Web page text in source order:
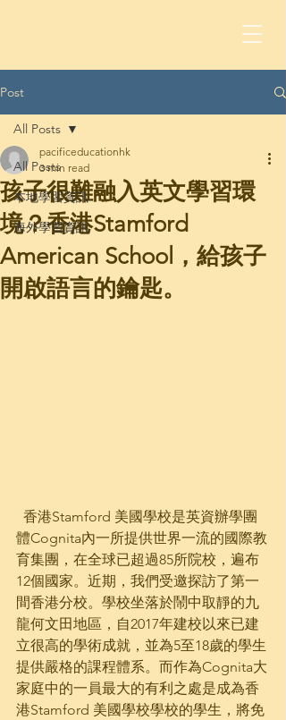
Post
All Posts
本地學習資訊
海外學習資訊
All Posts
孩子很難融入英文學習環
境？香港Stamford
American School，給孩子
開啟語言的鑰匙。
pacificeducationhk
3 min read
體Cognita內一所提供世界一流的國際教
育集團，在全球已超過85所院校，遍布
12個國家。近期，我們受邀探訪了第一
間香港分校。學校坐落於鬧中取靜的九
龍何文田地區，自2017年建校以來已建
立很高的學術成就，並為5至18歲的學生
提供嚴格的課程體系。而作為Cognita大
家庭中的一員最大的有利之處是成為香
港Stamford 美國學校學校的學生，將免